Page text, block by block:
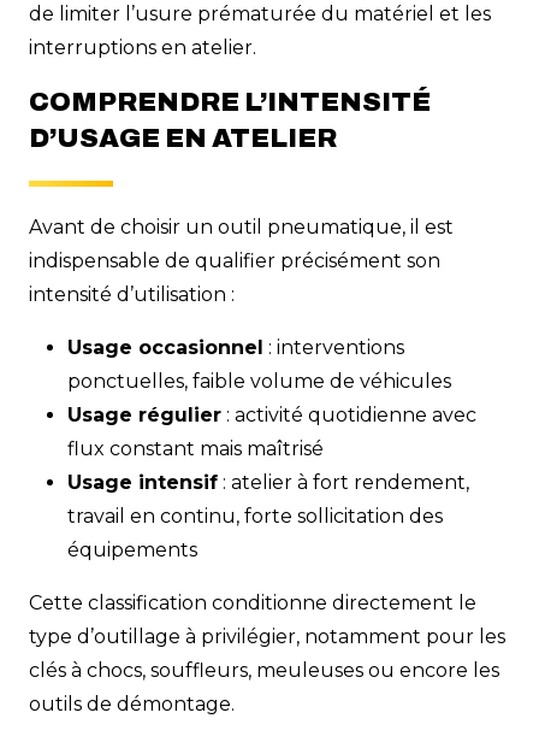
de limiter l’usure prématurée du matériel et les
interruptions en atelier.
COMPRENDRE L’INTENSITÉ
D’USAGE EN ATELIER
Avant de choisir un outil pneumatique, il est
indispensable de qualifier précisément son
intensité d’utilisation :
Usage occasionnel : interventions
ponctuelles, faible volume de véhicules
Usage régulier : activité quotidienne avec
flux constant mais maîtrisé
Usage intensif : atelier à fort rendement,
travail en continu, forte sollicitation des
équipements
Cette classification conditionne directement le
type d’outillage à privilégier, notamment pour les
clés à chocs, souffleurs, meuleuses ou encore les
outils de démontage.